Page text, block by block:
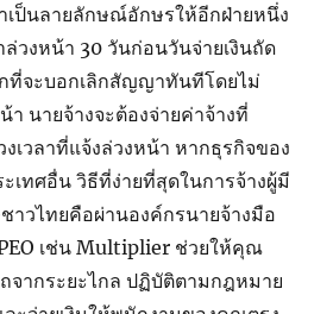
เป็นลายลักษณ์อักษรให้อีกฝ่ายหนึ่ง
วงหน้า 30 วันก่อนวันจ่ายเงินถัด
ที่จะบอกเลิกสัญญาทันทีโดยไม่
า นายจ้างจะต้องจ่ายค่าจ้างที่
เวลาที่แจ้งล่วงหน้า หากธุรกิจของ
เทศอื่น วิธีที่ง่ายที่สุดในการจ้างผู้มี
าวไทยคือผ่านองค์กรนายจ้างมือ
เช่น Multiplier ช่วยให้คุณ
จากระยะไกล ปฏิบัติตามกฎหมาย